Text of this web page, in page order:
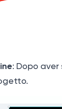
: Dopo